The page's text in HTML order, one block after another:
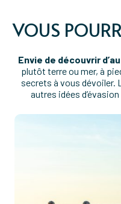
VOUS
Envie de découvrir
plutôt terre ou mer, à
secrets à vous dévoiler.
autres idées